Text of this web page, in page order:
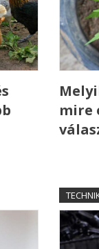
mire